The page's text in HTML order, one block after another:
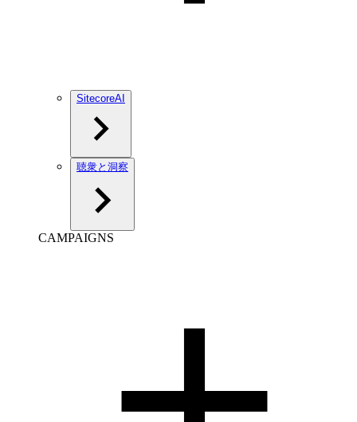
SitecoreAI
聴衆と洞察
CAMPAIGNS